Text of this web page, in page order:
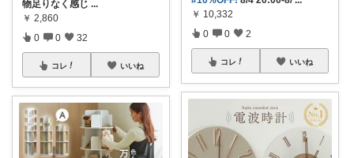
物足りなく感じ ...
￥ 2,860
0 0 32
コレ いいね
￥ 10,332
0 0 2
コレ いいね